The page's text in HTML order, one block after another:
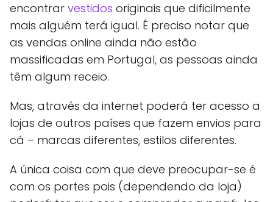
encontrar vestidos originais que dificilmente
mais alguém terá igual. É preciso notar que
as vendas online ainda não estão
massificadas em Portugal, as pessoas ainda
têm algum receio.
Mas, através da internet poderá ter acesso a
lojas de outros países que fazem envios para
cá – marcas diferentes, estilos diferentes.
A única coisa com que deve preocupar-se é
com os portes pois (dependendo da loja)